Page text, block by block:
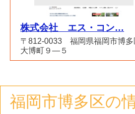
株式会社 エス・コン…
〒812-0033 福岡県福岡市博多
大博町９―５
福岡市博多区の